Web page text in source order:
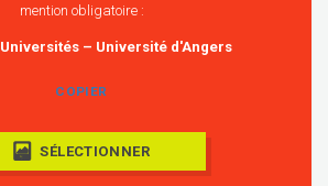
mention obligatoire :
– Université d'Angers
COPIER
SÉLECTIONNER